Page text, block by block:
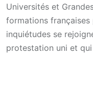
Universités et
formations
inquiétudes se
protestation uni et